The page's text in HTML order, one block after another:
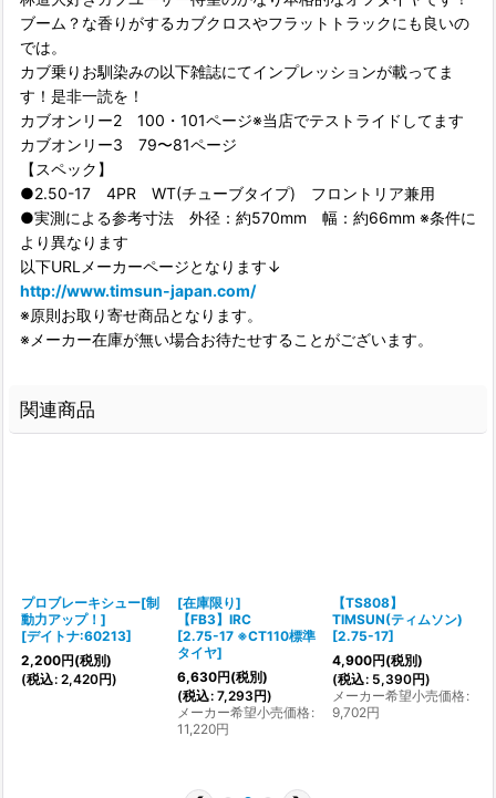
ブーム？な香りがするカブクロスやフラットトラックにも良いの
では。
カブ乗りお馴染みの以下雑誌にてインプレッションが載ってま
す！是非一読を！
カブオンリー2 100・101ページ※当店でテストライドしてます
カブオンリー3 79〜81ページ
【スペック】
●2.50-17 4PR WT(チューブタイプ) フロントリア兼用
●実測による参考寸法 外径：約570mm 幅：約66mm ※条件に
より異なります
以下URLメーカーページとなります↓
http://www.timsun-japan.com/
※原則お取り寄せ商品となります。
※メーカー在庫が無い場合お待たせすることがございます。
関連商品
プロブレーキシュー[制
動力アップ！]
[デイトナ:60213]
2,200円(税別)
(税込: 2,420円)
[在庫限り]
【FB3】IRC
[2.75-17 ※CT110標準
タイヤ]
6,630円(税別)
(税込: 7,293円)
メーカー希望小売価格:
11,220円
【TS808】
TIMSUN(ティムソン)
[2.75-17]
4,900円(税別)
(税込: 5,390円)
メーカー希望小売価格:
9,702円